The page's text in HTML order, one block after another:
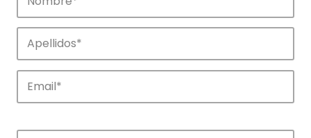
Empresas
Descubre las empresas que impulsan la
innovación en los parques de APTE.